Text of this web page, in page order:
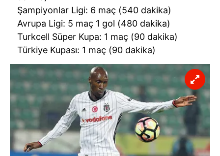
Şampiyonlar Ligi: 6 maç (540 dakika)
Avrupa Ligi: 5 maç 1 gol (480 dakika)
Turkcell Süper Kupa: 1 maç (90 dakika)
Türkiye Kupası: 1 maç (90 dakika)